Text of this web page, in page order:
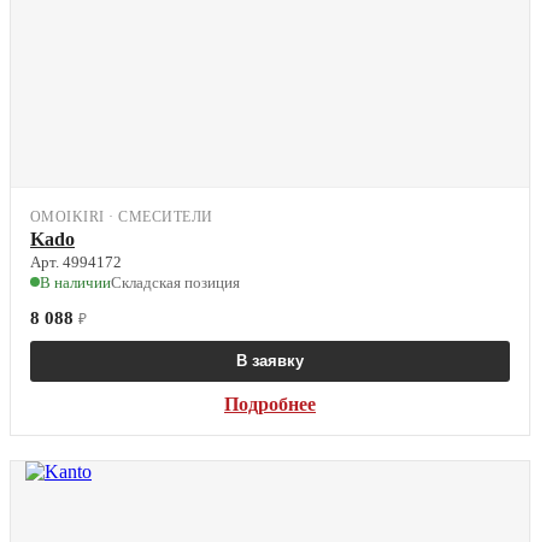
OMOIKIRI · СМЕСИТЕЛИ
Kado
Арт. 4994172
В наличииСкладская позиция
8 088 ₽
В заявку
Подробнее